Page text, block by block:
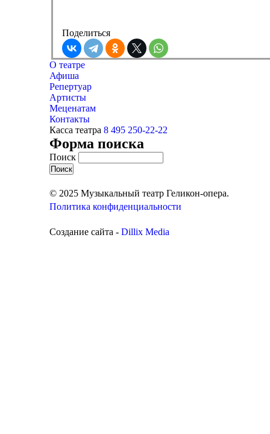
Поделиться
О театре
Афиша
Репертуар
Артисты
Меценатам
Контакты
Касса театра 8 495 250-22-22
Форма поиска
Поиск
© 2025 Музыкальный театр Геликон-опера.
Политика конфиденциальности
Создание сайта - Dillix Media